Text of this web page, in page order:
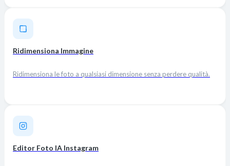
Ridimensiona Immagine
Ridimensiona le foto a qualsiasi dimensione senza perdere qualità.
Editor Foto IA Instagram